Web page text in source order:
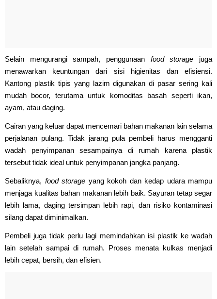
Selain mengurangi sampah, penggunaan food storage juga
menawarkan keuntungan dari sisi higienitas dan efisiensi.
Kantong plastik tipis yang lazim digunakan di pasar sering kali
mudah bocor, terutama untuk komoditas basah seperti ikan,
ayam, atau daging.
Cairan yang keluar dapat mencemari bahan makanan lain selama
perjalanan pulang. Tidak jarang pula pembeli harus mengganti
wadah penyimpanan sesampainya di rumah karena plastik
tersebut tidak ideal untuk penyimpanan jangka panjang.
Sebaliknya, food storage yang kokoh dan kedap udara mampu
menjaga kualitas bahan makanan lebih baik. Sayuran tetap segar
lebih lama, daging tersimpan lebih rapi, dan risiko kontaminasi
silang dapat diminimalkan.
Pembeli juga tidak perlu lagi memindahkan isi plastik ke wadah
lain setelah sampai di rumah. Proses menata kulkas menjadi
lebih cepat, bersih, dan efisien.